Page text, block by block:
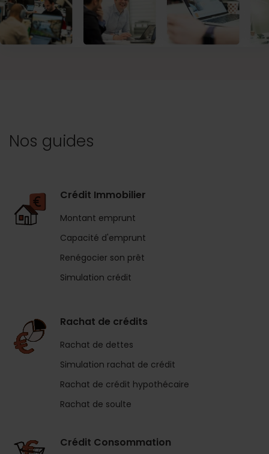
Nos guides
Crédit Immobilier
Montant emprunt
Capacité d'emprunt
Renégocier son prêt
Simulation crédit
Rachat de crédits
Rachat de dettes
Simulation rachat de crédit
Rachat de crédit hypothécaire
Rachat de soulte
Crédit Consommation